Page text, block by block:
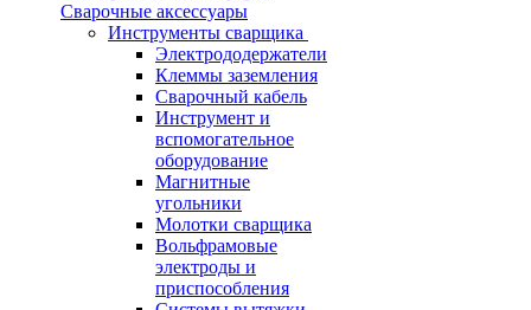
Сварочные аксессуары
Инструменты сварщика
Электрододержатели
Клеммы заземления
Сварочный кабель
Инструмент и
вспомогательное
оборудование
Магнитные
угольники
Молотки сварщика
Вольфрамовые
электроды и
приспособления